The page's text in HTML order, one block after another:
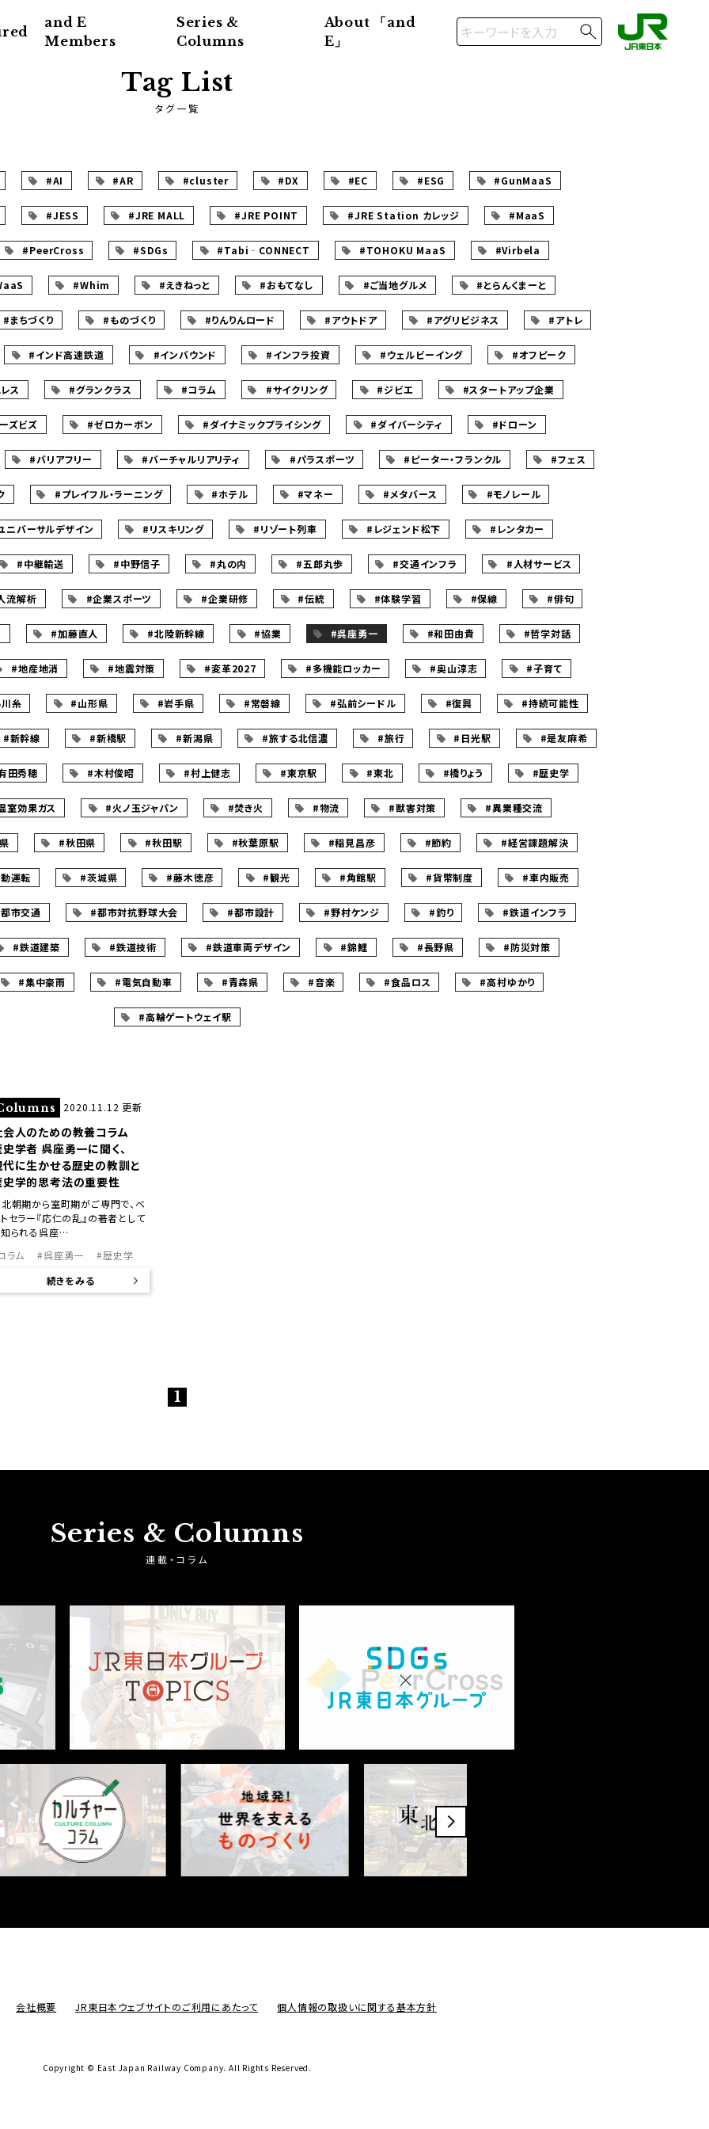
and E
Members
Series &
Columns
About 「and
E」
Tag List
タグ一覧
#AI #AR #cluster #DX #EC #ESG #GunMaaS
#JESS #JRE MALL #JRE POINT #JRE Station カレッジ #MaaS
#PeerCross #SDGs #Tabi‐CONNECT #TOHOKU MaaS #Virbela
#Whim #えきねっと #おもてなし #ご当地グルメ #とらんくまーと
#まちづくり #ものづくり #りんりんロード #アウトドア #アグリビジネス #アトレ
#インド高速鉄道 #インバウンド #インフラ投資 #ウェルビーイング #オフピーク
ス #グランクラス #コラム #サイクリング #ジビエ #スタートアップ企業
ズビズ #ゼロカーボン #ダイナミックプライシング #ダイバーシティ #ドローン
#バリアフリー #バーチャルリアリティ #パラスポーツ #ピーター・フランクル #フェス
#プレイフル・ラーニング #ホテル #マネー #メタバース #モノレール
ニバーサルデザイン #リスキリング #リゾート列車 #レジェンド松下 #レンタカー
#中継輸送 #中野信子 #丸の内 #五郎丸歩 #交通インフラ #人材サービス
流解析 #企業スポーツ #企業研修 #伝統 #体験学習 #保線 #俳句
#加藤直人 #北陸新幹線 #協業 #呉座勇一 #和田由貴 #哲学対話
#地産地消 #地震対策 #変革2027 #多機能ロッカー #奥山淳志 #子育て
糸 #山形県 #岩手県 #常磐線 #弘前シードル #復興 #持続可能性
#新幹線 #新橋駅 #新潟県 #旅する北信濃 #旅行 #日光駅 #是友麻希
田秀穂 #木村俊昭 #村上健志 #東京駅 #東北 #橋りょう #歴史学
室効果ガス #火ノ玉ジャパン #焚き火 #物流 #獣害対策 #異業種交流
#秋田県 #秋田駅 #秋葉原駅 #稲見昌彦 #節約 #経営課題解決
運転 #茨城県 #藤木徳彦 #観光 #角館駅 #貨幣制度 #車内販売
市交通 #都市対抗野球大会 #都市設計 #野村ケンジ #釣り #鉄道インフラ
#鉄道建築 #鉄道技術 #鉄道車両デザイン #錦鯉 #長野県 #防災対策
#集中豪雨 #電気自動車 #青森県 #音楽 #食品ロス #高村ゆかり
#高輪ゲートウェイ駅
2020.11.12 更新
会人のための教養コラム
学者 呉座勇一に聞く、
代に生かせる歴史の教訓と
史学的思考法の重要性
朝期から室町期がご専門で、ベ
セラー『応仁の乱』の著者として
られる呉座…
ラム
#呉座勇一
#歴史学
続きをみる
1
Series & Columns
連載・コラム
会社概要 JR東日本ウェブサイトのご利用にあたって 個人情報の取扱いに関する基本方針
Copyright © East Japan Railway Company. All Rights Reserved.